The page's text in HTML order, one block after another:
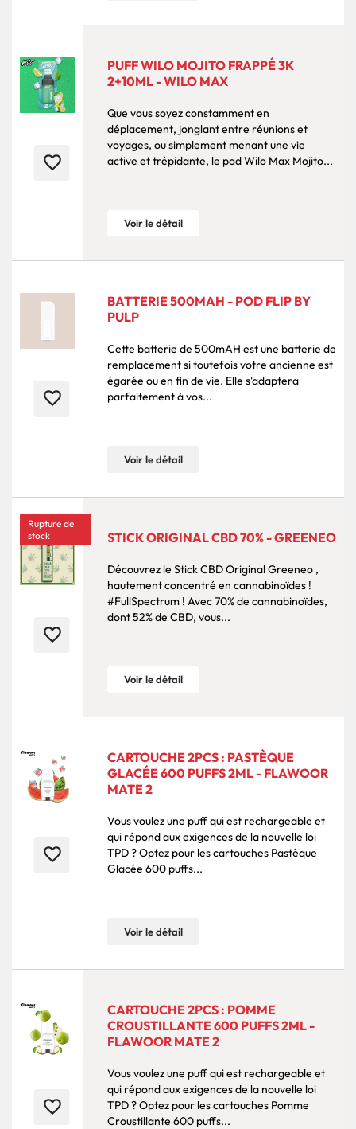
favorite_border
PUFF WILO MOJITO FRAPPÉ 3K
2+10ML - WILO MAX
Que vous soyez constamment en
déplacement, jonglant entre réunions et
voyages, ou simplement menant une vie
active et trépidante, le pod Wilo Max Mojito...
Voir le détail
favorite_border
BATTERIE 500MAH - POD FLIP BY
PULP
Cette batterie de 500mAH est une batterie de
remplacement si toutefois votre ancienne est
égarée ou en fin de vie. Elle s'adaptera
parfaitement à vos...
Voir le détail
Rupture de
stock
favorite_border
STICK ORIGINAL CBD 70% - GREENEO
Découvrez le Stick CBD Original Greeneo ,
hautement concentré en cannabinoïdes !
#FullSpectrum ! Avec 70% de cannabinoïdes,
dont 52% de CBD, vous...
Voir le détail
favorite_border
CARTOUCHE 2PCS : PASTÈQUE
GLACÉE 600 PUFFS 2ML - FLAWOOR
MATE 2
Vous voulez une puff qui est rechargeable et
qui répond aux exigences de la nouvelle loi
TPD ? Optez pour les cartouches Pastèque
Glacée 600 puffs...
Voir le détail
favorite_border
CARTOUCHE 2PCS : POMME
CROUSTILLANTE 600 PUFFS 2ML -
FLAWOOR MATE 2
Vous voulez une puff qui est rechargeable et
qui répond aux exigences de la nouvelle loi
TPD ? Optez pour les cartouches Pomme
Croustillante 600 puffs...